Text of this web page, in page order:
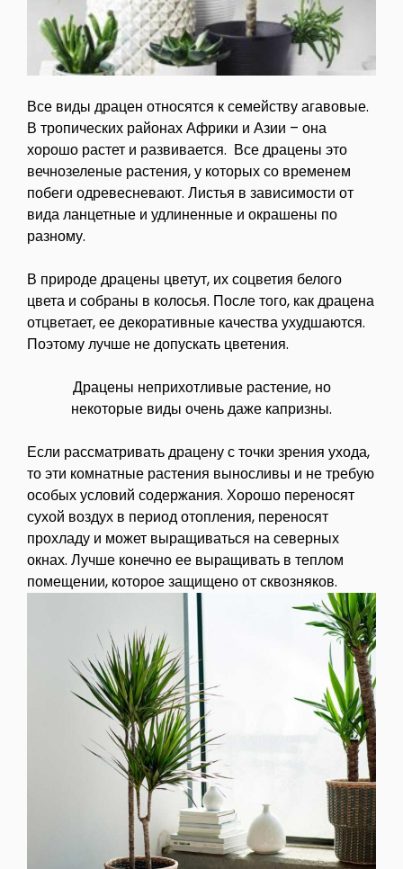
Все виды драцен относятся к семейству агавовые.
В тропических районах Африки и Азии – она
хорошо растет и развивается. Все драцены это
вечнозеленые растения, у которых со временем
побеги одревесневают. Листья в зависимости от
вида ланцетные и удлиненные и окрашены по
разному.
В природе драцены цветут, их соцветия белого
цвета и собраны в колосья. После того, как драцена
отцветает, ее декоративные качества ухудшаются.
Поэтому лучше не допускать цветения.
Драцены неприхотливые растение, но
некоторые виды очень даже капризны.
Если рассматривать драцену с точки зрения ухода,
то эти комнатные растения выносливы и не требую
особых условий содержания. Хорошо переносят
сухой воздух в период отопления, переносят
прохладу и может выращиваться на северных
окнах. Лучше конечно ее выращивать в теплом
помещении, которое защищено от сквозняков.